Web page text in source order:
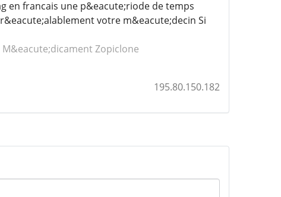
en francais une p&eacute;riode de temps
votre m&eacute;decin Si
M&eacute;dicament Zopiclone
195.80.150.182